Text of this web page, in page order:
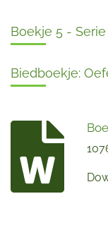
Boekje 5 - Serie
Biedboekje: